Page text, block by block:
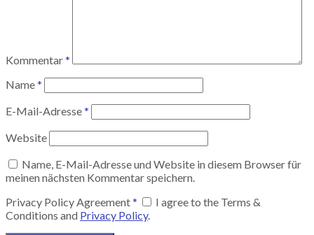
Kommentar*
Name*
E-Mail-Adresse*
Website
Name, E-Mail-Adresse und Website in diesem Browser für
meinen nächsten Kommentar speichern.
Privacy Policy Agreement*
I agree to the Terms &
Conditions and Privacy Policy.